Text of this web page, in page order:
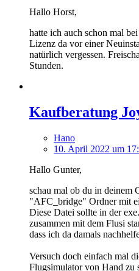
Hallo Horst,
hatte ich auch schon mal
Lizenz da vor einer
natürlich vergessen.
Stunden.
Kaufberatung
Hano
10. April 2022 um
Hallo Gunter,
schau mal ob du in deinem
"AFC_bridge" Ordner mit
Diese Datei sollte in der
zusammen mit dem Flusi
dass ich da damals
Versuch doch einfach mal
Flugsimulator von Hand zu